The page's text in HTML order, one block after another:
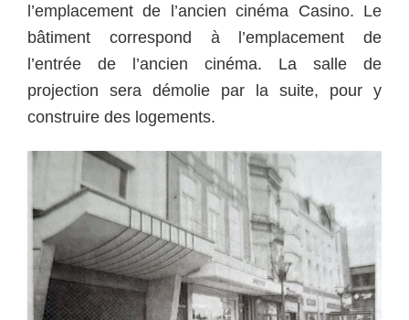
l’emplacement de l’ancien cinéma Casino. Le
bâtiment correspond à l’emplacement de
l’entrée de l’ancien cinéma. La salle de
projection sera démolie par la suite, pour y
construire des logements.